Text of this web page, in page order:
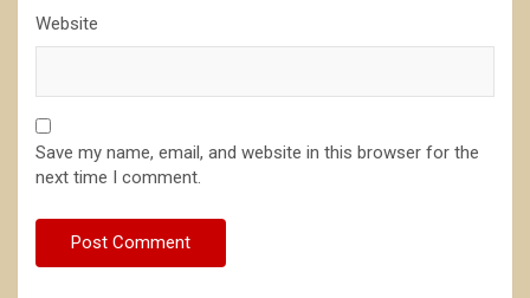
Website
Save my name, email, and website in this browser for the
next time I comment.